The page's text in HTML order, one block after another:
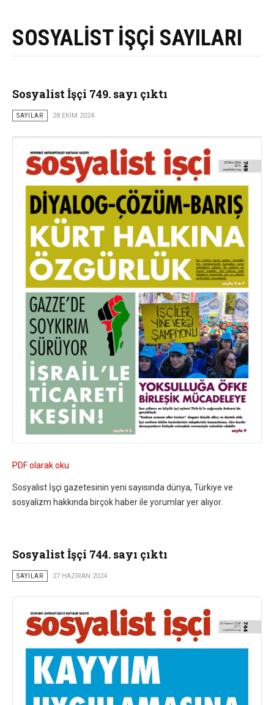
SOSYALİST İŞÇİ SAYILARI
Sosyalist İşçi 749. sayı çıktı
SAYILAR 28 EKIM 2024
PDF olarak oku
Sosyalist İşçi gazetesinin yeni sayısında dünya, Türkiye ve
sosyalizm hakkında birçok haber ile yorumlar yer alıyor.
Sosyalist İşçi 744. sayı çıktı
SAYILAR 27 HAZIRAN 2024